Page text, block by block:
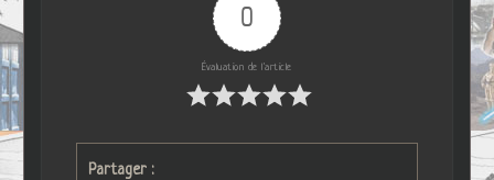
0
Évaluation de l'article
Partager :